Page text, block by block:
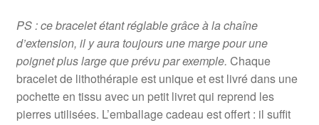
PS : ce bracelet étant réglable grâce à la chaîne
d’extension, il y aura toujours une marge pour une
poignet plus large que prévu par exemple. Chaque
bracelet de lithothérapie est unique et est livré dans une
pochette en tissu avec un petit livret qui reprend les
pierres utilisées. L’emballage cadeau est offert : il suffit